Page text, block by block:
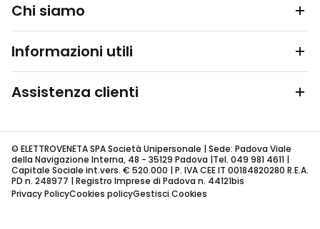
Chi siamo
Informazioni utili
Assistenza clienti
© ELETTROVENETA SPA Società Unipersonale | Sede: Padova Viale
della Navigazione Interna, 48 - 35129 Padova |Tel. 049 981 4611 |
Capitale Sociale int.vers. € 520.000 | P. IVA CEE IT 00184820280 R.E.A.
PD n. 248977 | Registro Imprese di Padova n. 44121bis
Privacy PolicyCookies policyGestisci Cookies